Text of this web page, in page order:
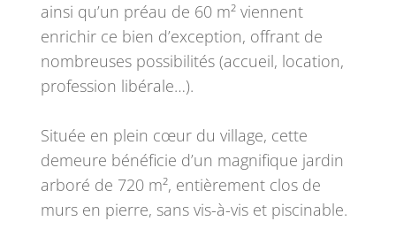
ainsi qu’un préau de 60 m² viennent
enrichir ce bien d’exception, offrant de
nombreuses possibilités (accueil, location,
profession libérale…).
Située en plein cœur du village, cette
demeure bénéficie d’un magnifique jardin
arboré de 720 m², entièrement clos de
murs en pierre, sans vis-à-vis et piscinable.